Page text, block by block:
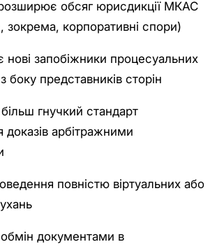
обсяг юрисдикції МКАС
корпоративні спори)
нові запобіжники процесуальних
боку представників сторін
гнучкий стандарт
доказів арбітражними
повністю віртуальних або
документами в